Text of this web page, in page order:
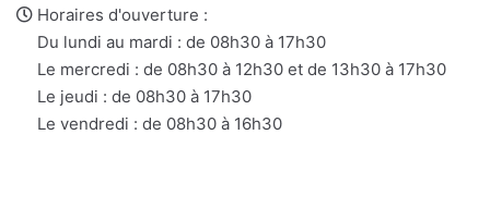
web
Horaires d'ouverture :
Du lundi au mardi : de 08h30 à 17h30
Le mercredi : de 08h30 à 12h30 et de 13h30 à 17h30
Le jeudi : de 08h30 à 17h30
Le vendredi : de 08h30 à 16h30